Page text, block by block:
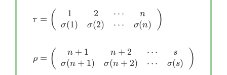
τ
ρ
= ( 1
σ(1)
2
σ(2)
⋯
⋯
n
σ(n) )
= ( n + 1
σ(n + 1)
n + 2
σ(n + 2)
⋯
⋯
s
σ(s) )